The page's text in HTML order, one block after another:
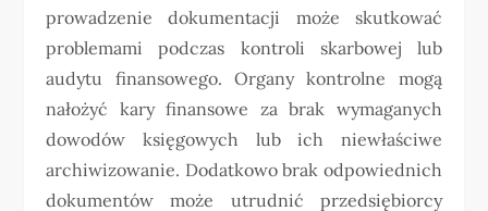
prowadzenie dokumentacji może skutkować
problemami podczas kontroli skarbowej lub
audytu finansowego. Organy kontrolne mogą
nałożyć kary finansowe za brak wymaganych
dowodów księgowych lub ich niewłaściwe
archiwizowanie. Dodatkowo brak odpowiednich
dokumentów może utrudnić przedsiębiorcy